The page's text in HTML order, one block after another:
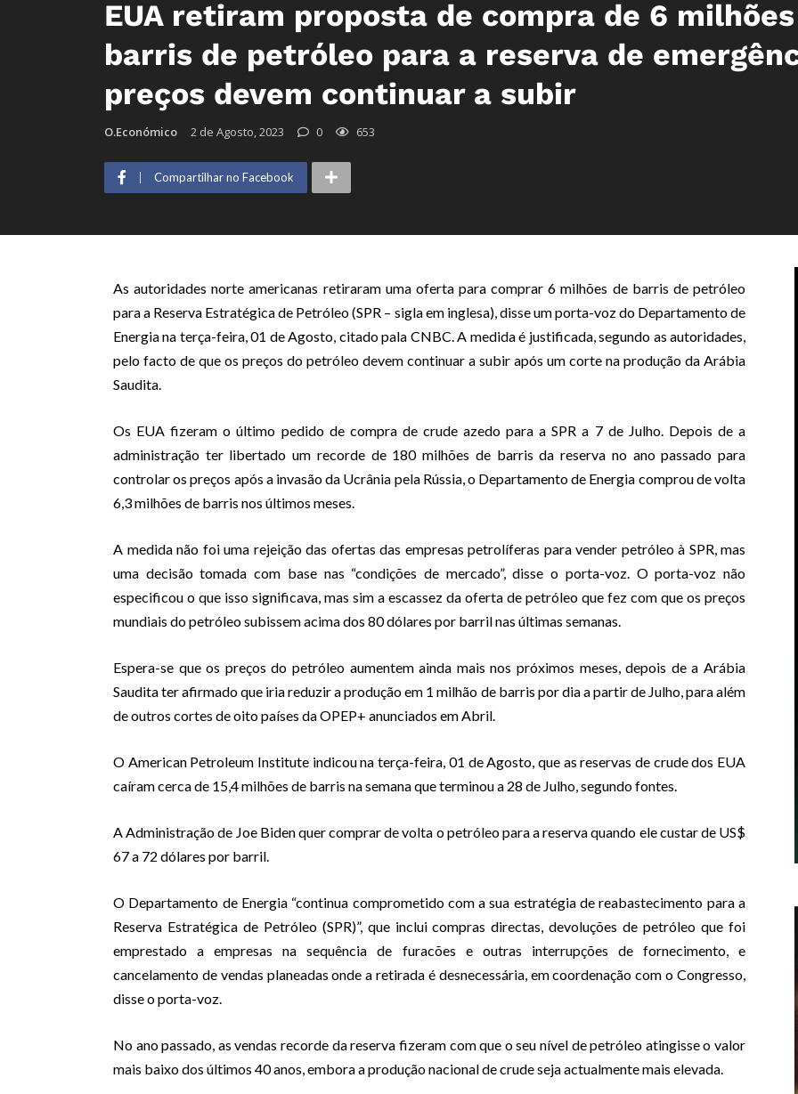
EUA retiram proposta de compra de 6
barris de petróleo para a reserva de
preços devem continuar a subir
O.Económico 2 de Agosto, 2023 0 653
Compartilhar no Facebook
As autoridades norte americanas retiraram uma oferta para comprar 6 milhões de barris de petróleo
para a Reserva Estratégica de Petróleo (SPR – sigla em inglesa), disse um porta-voz do Departamento de
Energia na terça-feira, 01 de Agosto, citado pala CNBC. A medida é justificada, segundo as autoridades,
pelo facto de que os preços do petróleo devem continuar a subir após um corte na produção da Arábia
Saudita.
Os EUA fizeram o último pedido de compra de crude azedo para a SPR a 7 de Julho. Depois de a
administração ter libertado um recorde de 180 milhões de barris da reserva no ano passado para
controlar os preços após a invasão da Ucrânia pela Rússia, o Departamento de Energia comprou de volta
6,3 milhões de barris nos últimos meses.
A medida não foi uma rejeição das ofertas das empresas petrolíferas para vender petróleo à SPR, mas
uma decisão tomada com base nas “condições de mercado”, disse o porta-voz. O porta-voz não
especificou o que isso significava, mas sim a escassez da oferta de petróleo que fez com que os preços
mundiais do petróleo subissem acima dos 80 dólares por barril nas últimas semanas.
Espera-se que os preços do petróleo aumentem ainda mais nos próximos meses, depois de a Arábia
Saudita ter afirmado que iria reduzir a produção em 1 milhão de barris por dia a partir de Julho, para além
de outros cortes de oito países da OPEP+ anunciados em Abril.
O American Petroleum Institute indicou na terça-feira, 01 de Agosto, que as reservas de crude dos EUA
caíram cerca de 15,4 milhões de barris na semana que terminou a 28 de Julho, segundo fontes.
A Administração de Joe Biden quer comprar de volta o petróleo para a reserva quando ele custar de US$
67 a 72 dólares por barril.
O Departamento de Energia “continua comprometido com a sua estratégia de reabastecimento para a
Reserva Estratégica de Petróleo (SPR)”, que inclui compras directas, devoluções de petróleo que foi
emprestado a empresas na sequência de furacões e outras interrupções de fornecimento, e
cancelamento de vendas planeadas onde a retirada é desnecessária, em coordenação com o Congresso,
disse o porta-voz.
No ano passado, as vendas recorde da reserva fizeram com que o seu nível de petróleo atingisse o valor
mais baixo dos últimos 40 anos, embora a produção nacional de crude seja actualmente mais elevada.